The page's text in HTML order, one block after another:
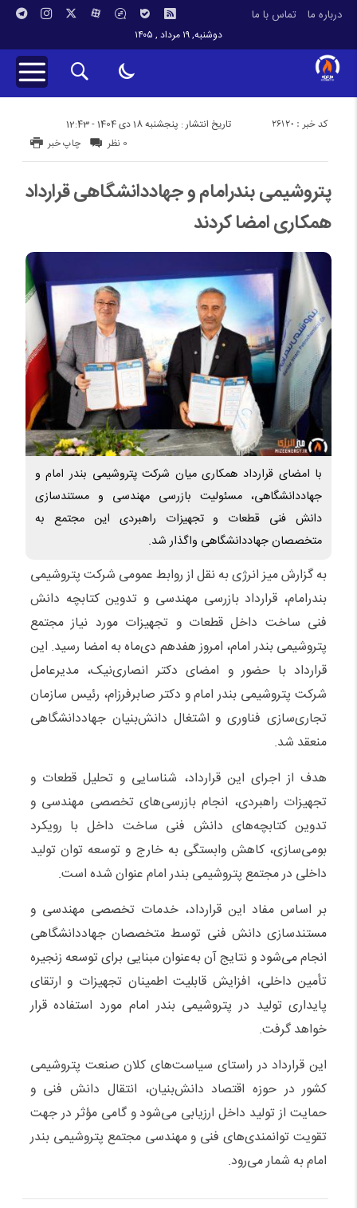
درباره ما تماس با ما
دوشنبه, ۱۹ مرداد , ۱۴۰۵
تاریخ انتشار : پنجشنبه 18 دی 1404 - 12:43 کد خبر : 26120
چاپ خبر 0 نظر
پتروشیمی بندرامام و جهاددانشگاهی قرارداد
همکاری امضا کردند
با امضای قرارداد همکاری میان شرکت پتروشیمی بندر امام و
جهاددانشگاهی، مسئولیت بازرسی مهندسی و مستندسازی
دانش فنی قطعات و تجهیزات راهبردی این مجتمع به
متخصصان جهاددانشگاهی واگذار شد.
به گزارش میز انرژی به نقل از روابط عمومی شرکت پتروشیمی
بندرامام، قرارداد بازرسی مهندسی و تدوین کتابچه دانش
فنی ساخت داخل قطعات و تجهیزات مورد نیاز مجتمع
پتروشیمی بندر امام، امروز هفدهم دی‌ماه به امضا رسید. این
قرارداد با حضور و امضای دکتر انصاری‌نیک، مدیرعامل
شرکت پتروشیمی بندر امام و دکتر صابرفرزام، رئیس سازمان
تجاری‌سازی فناوری و اشتغال دانش‌بنیان جهاددانشگاهی
منعقد شد.
هدف از اجرای این قرارداد، شناسایی و تحلیل قطعات و
تجهیزات راهبردی، انجام بازرسی‌های تخصصی مهندسی و
تدوین کتابچه‌های دانش فنی ساخت داخل با رویکرد
بومی‌سازی، کاهش وابستگی به خارج و توسعه توان تولید
داخلی در مجتمع پتروشیمی بندر امام عنوان شده است.
بر اساس مفاد این قرارداد، خدمات تخصصی مهندسی و
مستندسازی دانش فنی توسط متخصصان جهاددانشگاهی
انجام می‌شود و نتایج آن به‌عنوان مبنایی برای توسعه زنجیره
تأمین داخلی، افزایش قابلیت اطمینان تجهیزات و ارتقای
پایداری تولید در پتروشیمی بندر امام مورد استفاده قرار
خواهد گرفت.
این قرارداد در راستای سیاست‌های کلان صنعت پتروشیمی
کشور در حوزه اقتصاد دانش‌بنیان، انتقال دانش فنی و
حمایت از تولید داخل ارزیابی می‌شود و گامی مؤثر در جهت
تقویت توانمندی‌های فنی و مهندسی مجتمع پتروشیمی بندر
امام به شمار می‌رود.